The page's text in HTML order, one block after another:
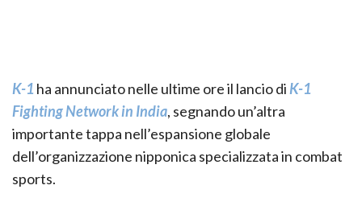
K-1 ha annunciato nelle ultime ore il lancio di K-1
Fighting Network in India, segnando un’altra
importante tappa nell’espansione globale
dell’organizzazione nipponica specializzata in combat
sports.